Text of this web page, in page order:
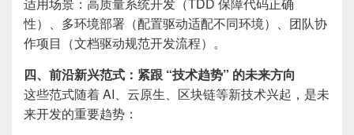
适用场景：高质量系统开发（TDD 保障代码正确
性）、多环境部署（配置驱动适配不同环境）、团队协
作项目（文档驱动规范开发流程）。
四、前沿新兴范式：紧跟 “技术趋势” 的未来方向
这些范式随着 AI、云原生、区块链等新技术兴起，是未
来开发的重要趋势：